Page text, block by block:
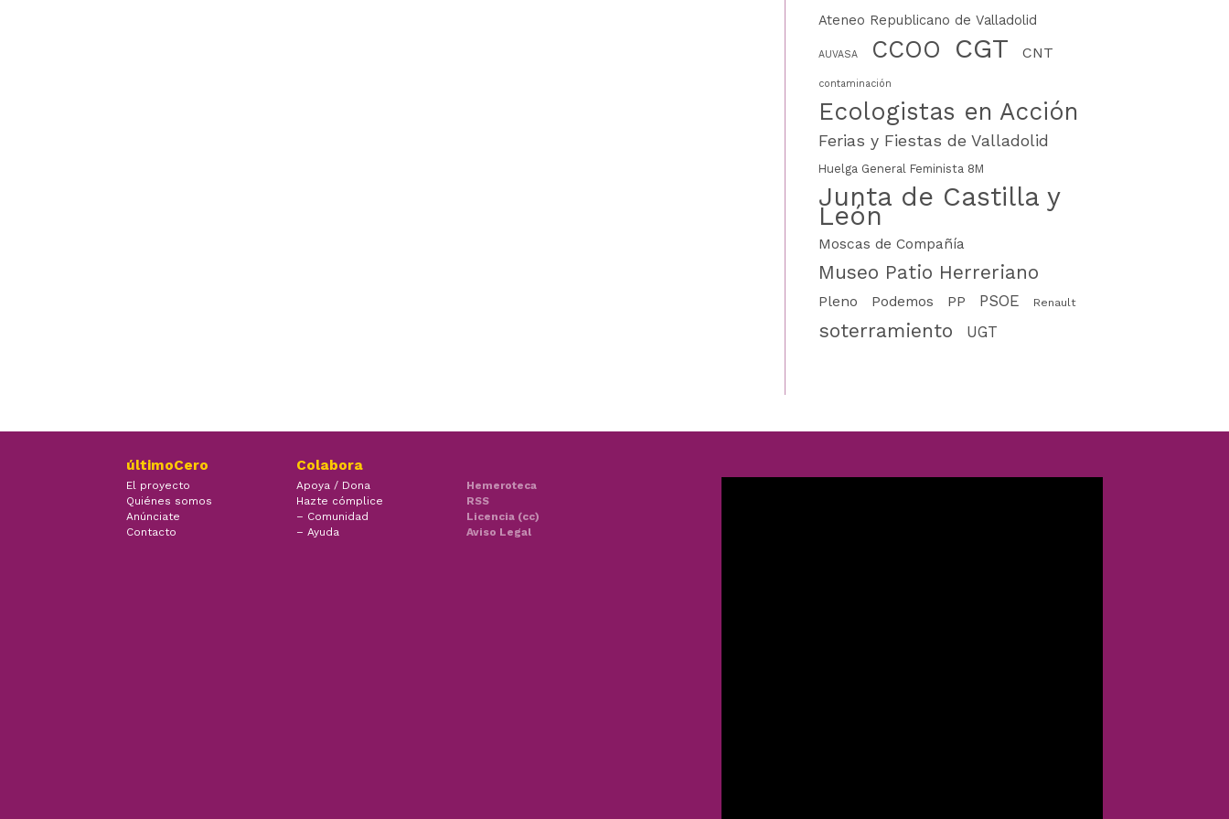
Ateneo Republicano de Valladolid
AUVASA CCOO CGT CNT
contaminación
Ecologistas en Acción
Ferias y Fiestas de Valladolid
Huelga General Feminista 8M
Junta de Castilla y
León
Moscas de Compañía
Museo Patio Herreriano
Pleno Podemos PP PSOE Renault
soterramiento UGT
últimoCero
El proyecto
Quiénes somos
Anúnciate
Contacto
Colabora
Apoya / Dona
Hazte cómplice
– Comunidad
– Ayuda
Hemeroteca
RSS
Licencia (cc)
Aviso Legal